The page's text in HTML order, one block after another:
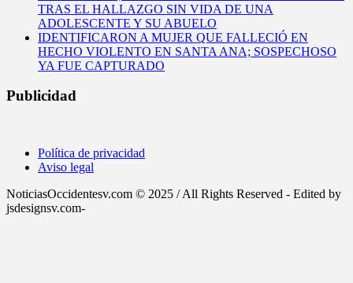
TRAS EL HALLAZGO SIN VIDA DE UNA
ADOLESCENTE Y SU ABUELO
IDENTIFICARON A MUJER QUE FALLECIÓ EN
HECHO VIOLENTO EN SANTA ANA; SOSPECHOSO
YA FUE CAPTURADO
Publicidad
Política de privacidad
Aviso legal
NoticiasOccidentesv.com © 2025 / All Rights Reserved - Edited by
jsdesignsv.com-